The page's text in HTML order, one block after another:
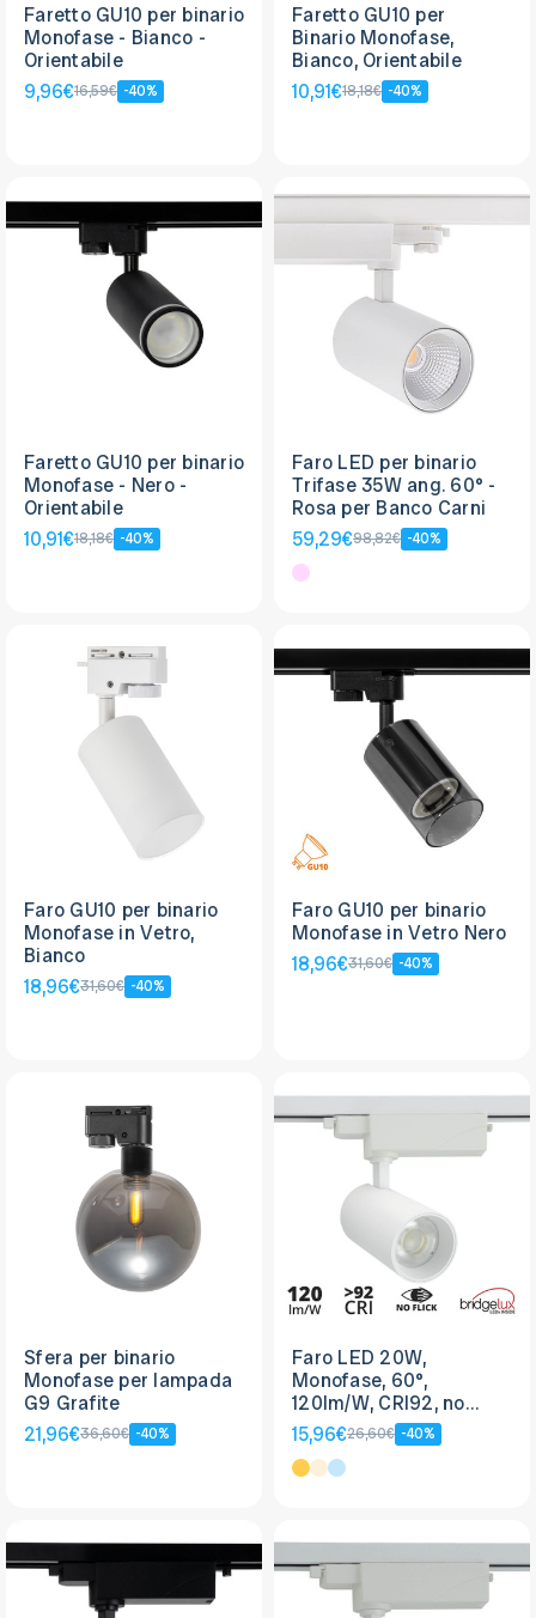
Faretto GU10 per binario
Monofase - Bianco -
Orientabile
9,96€16,59€ -40%
Faretto GU10 per
Binario Monofase,
Bianco, Orientabile
10,91€18,18€ -40%
Faretto GU10 per binario
Monofase - Nero -
Orientabile
10,91€18,18€ -40%
Faro LED per binario
Trifase 35W ang. 60° -
Rosa per Banco Carni
59,29€98,82€ -40%
Faro GU10 per binario
Monofase in Vetro,
Bianco
18,96€31,60€ -40%
Faro GU10 per binario
Monofase in Vetro Nero
18,96€31,60€ -40%
Sfera per binario
Monofase per lampada
G9 Grafite
21,96€36,60€ -40%
Faro LED 20W,
Monofase, 60°,
120lm/W, CRI92, no
Flickering - BRIDGELUX
LED
15,96€26,60€ -40%